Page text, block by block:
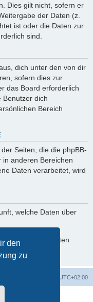
den
zu
Dies gilt nicht, sofern er
der Daten (z.
ist oder die Daten zur
sind.
dich unter den von dir
sofern dies zur
das Board erforderlich
Benutzer dich
Bereich
Seiten, die die phpBB-
in anderen Bereichen
Daten verarbeitet, wird
welche Daten über
deiner Daten
UTC+02:00
© phpBB Limited